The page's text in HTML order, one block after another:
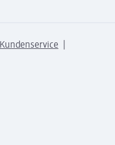
Kundenservice